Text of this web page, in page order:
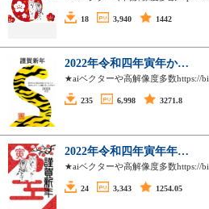
18 3,940 1442
2022年令和四年寅年か…
★aiベクターや高解像度多数https://
235 6,998 3271.8
2022年令和四年寅年年…
★aiベクターや高解像度多数https://
24 3,343 1254.05